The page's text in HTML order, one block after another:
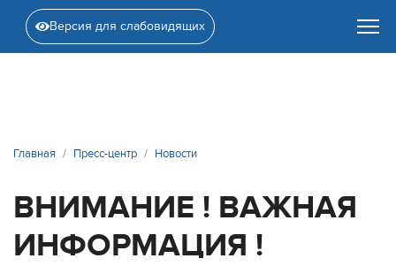
Версия для слабовидящих
Главная Пресс-центр Новости
ВНИМАНИЕ ! ВАЖНАЯ
ИНФОРМАЦИЯ !